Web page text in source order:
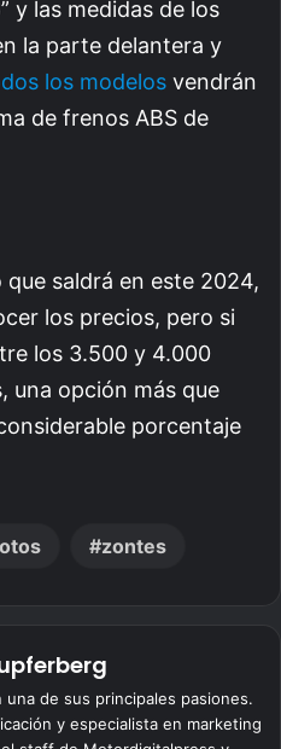
y las medidas de los
la parte delantera y
los modelos vendrán
de frenos ABS de
que saldrá en este 2024,
los precios, pero si
los 3.500 y 4.000
una opción más que
porcentaje
zontes
de sus principales pasiones.
y especialista en marketing